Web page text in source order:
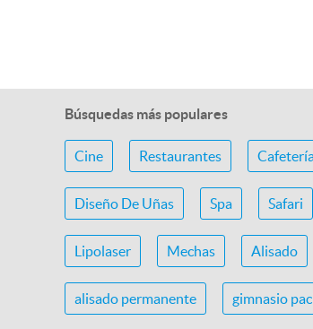
Búsquedas más populares
Cine Restaurantes
Diseño De Uñas Spa Safari
Lipolaser Mechas Alisado
alisado permanente gimnasio